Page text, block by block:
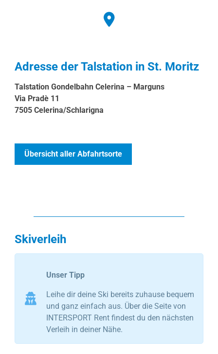
Adresse der Talstation in St. Moritz
Talstation Gondelbahn Celerina – Marguns
Via Pradè 11
7505 Celerina/Schlarigna
Übersicht aller Abfahrtsorte
Skiverleih
Unser Tipp
Leihe dir deine Ski bereits zuhause bequem
und ganz einfach aus. Über die Seite von
INTERSPORT Rent findest du den nächsten
Verleih in deiner Nähe.